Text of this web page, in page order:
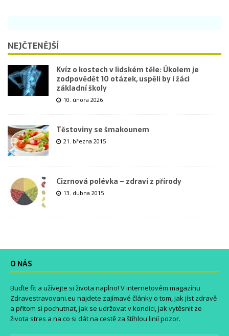
NEJČTENĚJŠÍ
Kvíz o kostech v lidském těle: Úkolem je
zodpovědět 10 otázek, uspěli by i žáci
základní školy
10. února 2026
Těstoviny se šmakounem
21. března 2015
Cizrnová polévka – zdraví z přírody
13. dubna 2015
O NÁS
Buďte fit a užívejte si života naplno! V internetovém magazínu
Zdravestravovani.eu najdete zajímavé články o tom, jak jíst zdravě
a přitom si pochutnat, jak se udržovat v kondici, jak vytěsnit ze
života stres a na co si dát na cestě za štíhlou linií pozor.